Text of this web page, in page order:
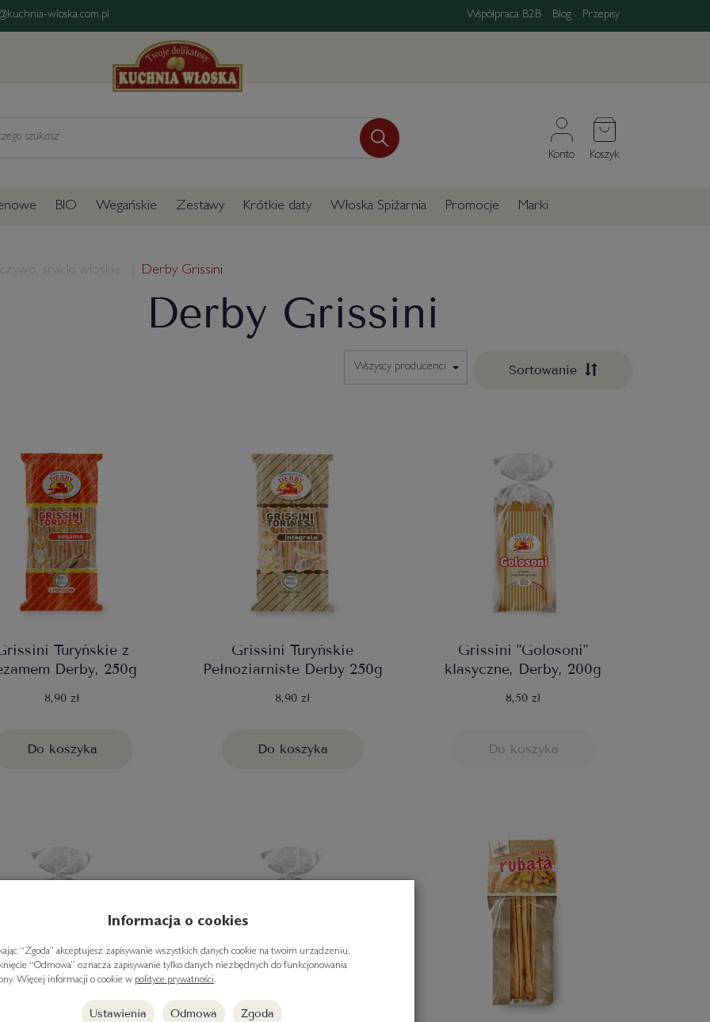
wloska.com.pl Współpraca B2B Blog Przepisy
Konto Koszyk
BIO Wegańskie Zestawy Krótkie daty Włoska Spiżarnia Promocje Marki
snacki włoskie Derby Grissini
Derby Grissini
Sortowanie
Turyńskie z
Derby, 250g
8,90 zł
Do koszyka
Grissini Turyńskie
Pełnoziarniste Derby 250g
8,90 zł
Do koszyka
Grissini "Golosoni"
klasyczne, Derby, 200g
8,50 zł
Do koszyka
Informacja o cookies
“Zgoda” akceptujesz zapisywanie wszystkich danych cookie na twoim urządzeniu.
“Odmowa” oznacza zapisywanie tylko danych niezbędnych do funkcjonowania
Więcej informacji o cookie w polityce prywatności.
Ustawienia Odmowa Zgoda